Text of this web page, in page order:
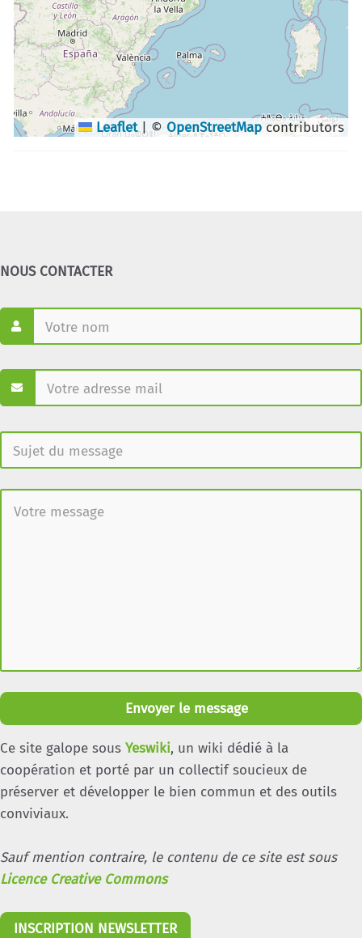
Leaflet |© OpenStreetMap contributors
NOUS CONTACTER
Envoyer le message
Ce site galope sous Yeswiki, un wiki dédié à la
coopération et porté par un collectif soucieux de
préserver et développer le bien commun et des outils
conviviaux.
Sauf mention contraire, le contenu de ce site est sous
Licence Creative Commons
INSCRIPTION NEWSLETTER